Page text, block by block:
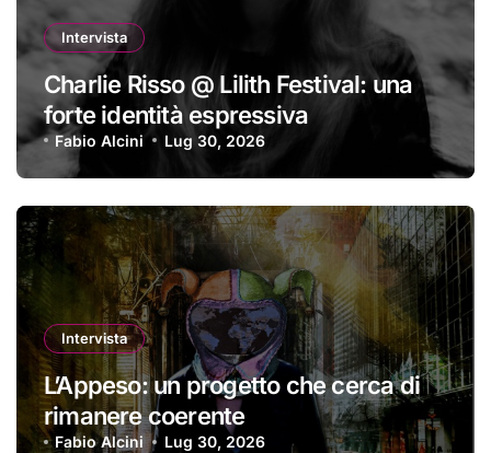
Intervista
Charlie Risso @ Lilith Festival: una
forte identità espressiva
Fabio Alcini Lug 30, 2026
Intervista
L’Appeso: un progetto che cerca di
rimanere coerente
Fabio Alcini Lug 30, 2026